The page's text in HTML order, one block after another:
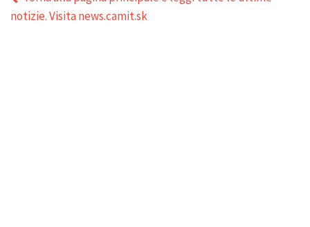
notizie. Visita news.camit.sk